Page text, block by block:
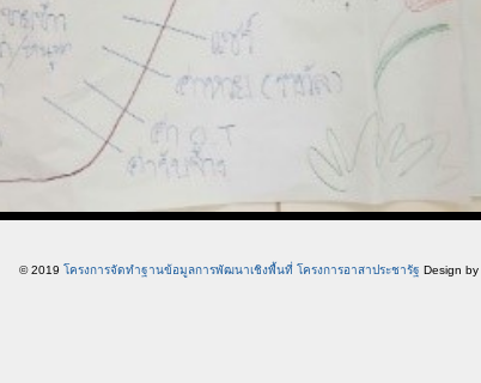
© 2019 โครงการจัดทำฐานข้อมูลการพัฒนาเชิงพื้นที่ โครงการอาสาประชารัฐ Design by